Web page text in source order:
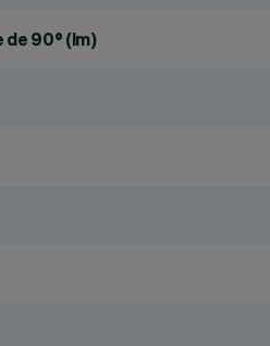
de 90° (lm)